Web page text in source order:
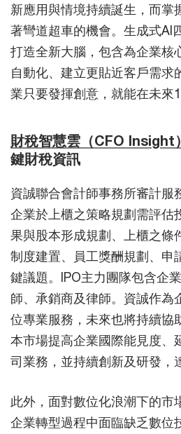
新應用與情境持續誕生，而掌
著彎道超車的機會。生成式AI
打造全新大腦，包含為企業核
自動化、建立更貼近客戶需求
業只要發揮創意，就能在未來
財稅智慧雲（CFO Insight）
鍵財稅資訊
資誠聯合會計師事務所審計服
企業於上櫃之策略規劃需評估
果與股本形成規劃、上櫃之條
制度建置、員工獎酬規劃、申
鍵議題。IPO主力團隊包含企
師、承銷商及律師。資誠作為
位專業服務，未來也將持續協
本市場提高企業國際能見度、
司業務，並持續創新及研發，
此外，面對數位化浪潮下的市
企業轉型過程中面臨缺乏數位